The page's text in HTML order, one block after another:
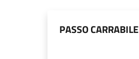
PASSO CARRABILE